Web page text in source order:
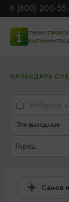
8 (800) 200-
КАЛЕНДАРЬ
Эти выходные
Город
Самое